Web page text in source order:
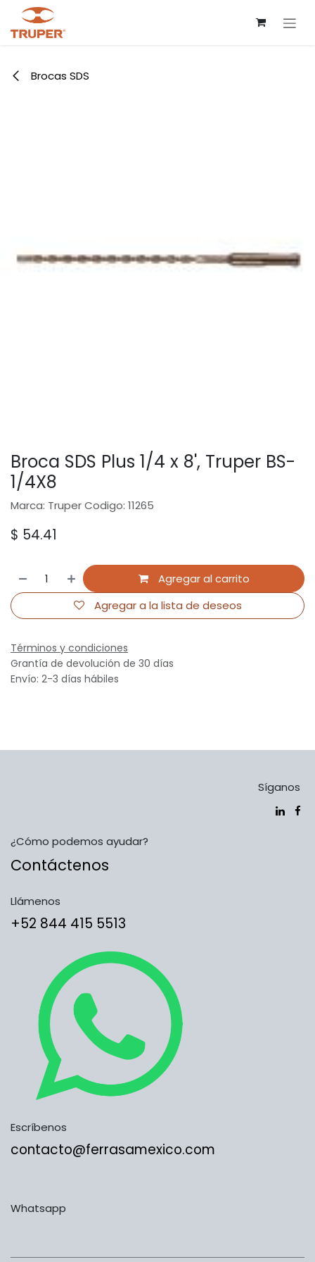
Ir al contenido
Brocas SDS
Broca SDS Plus 1/4 x 8', Truper BS-
1/4X8
Marca: Truper Codigo: 11265
$ 54.41
Agregar al carrito
Agregar a la lista de deseos
Términos y condiciones
Grantía de devolución de 30 días
Envío: 2-3 días hábiles
Síganos
¿Cómo podemos ayudar?
Contáctenos
Llámenos
​​​​​​​​​​​​+5​2​ ​8​4​4​ ​4​1​5​ 5​5​1​3​​​​​​​​​​​​​​
Escríbenos
contacto@ferrasamexico.com
Whatsapp